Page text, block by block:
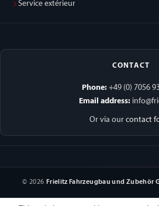
Service extérieur
CONTACT
Phone: +49 (0) 7056
Email address:
Or via our contact
© 2026 Frielitz Fahrzeugbau und Zubehör